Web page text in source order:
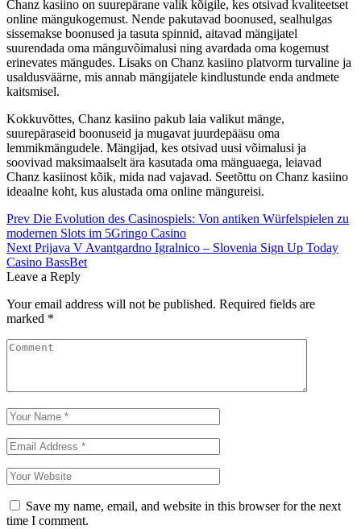
Chanz kasiino on suurepärane valik kõigile, kes otsivad kvaliteetset
online mängukogemust. Nende pakutavad boonused, sealhulgas
sissemakse boonused ja tasuta spinnid, aitavad mängijatel
suurendada oma mänguvõimalusi ning avardada oma kogemust
erinevates mängudes. Lisaks on Chanz kasiino platvorm turvaline ja
usaldusväärne, mis annab mängijatele kindlustunde enda andmete
kaitsmisel.
Kokkuvõttes, Chanz kasiino pakub laia valikut mänge,
suurepäraseid boonuseid ja mugavat juurdepääsu oma
lemmikmängudele. Mängijad, kes otsivad uusi võimalusi ja
soovivad maksimaalselt ära kasutada oma mänguaega, leiavad
Chanz kasiinost kõik, mida nad vajavad. Seetõttu on Chanz kasiino
ideaalne koht, kus alustada oma online mängureisi.
Post
navigation
Prev Die Evolution des Casinospiels: Von antiken Würfelspielen zu
modernen Slots im 5Gringo Casino
Next Prijava V Avantgardno Igralnico – Slovenia Sign Up Today
Casino BassBet
Leave a Reply
Your email address will not be published. Required fields are
marked *
Save my name, email, and website in this browser for the next
time I comment.